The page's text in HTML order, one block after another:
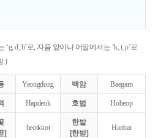
‘g, d, b’로, 자음 앞이나 어말에서는 ‘k, t, p’로
.)
Yeongdong 백암 Baegam
Hapdeok 호법 Hobeop
]
beotkkot
한밭
[한받]
Hanbat